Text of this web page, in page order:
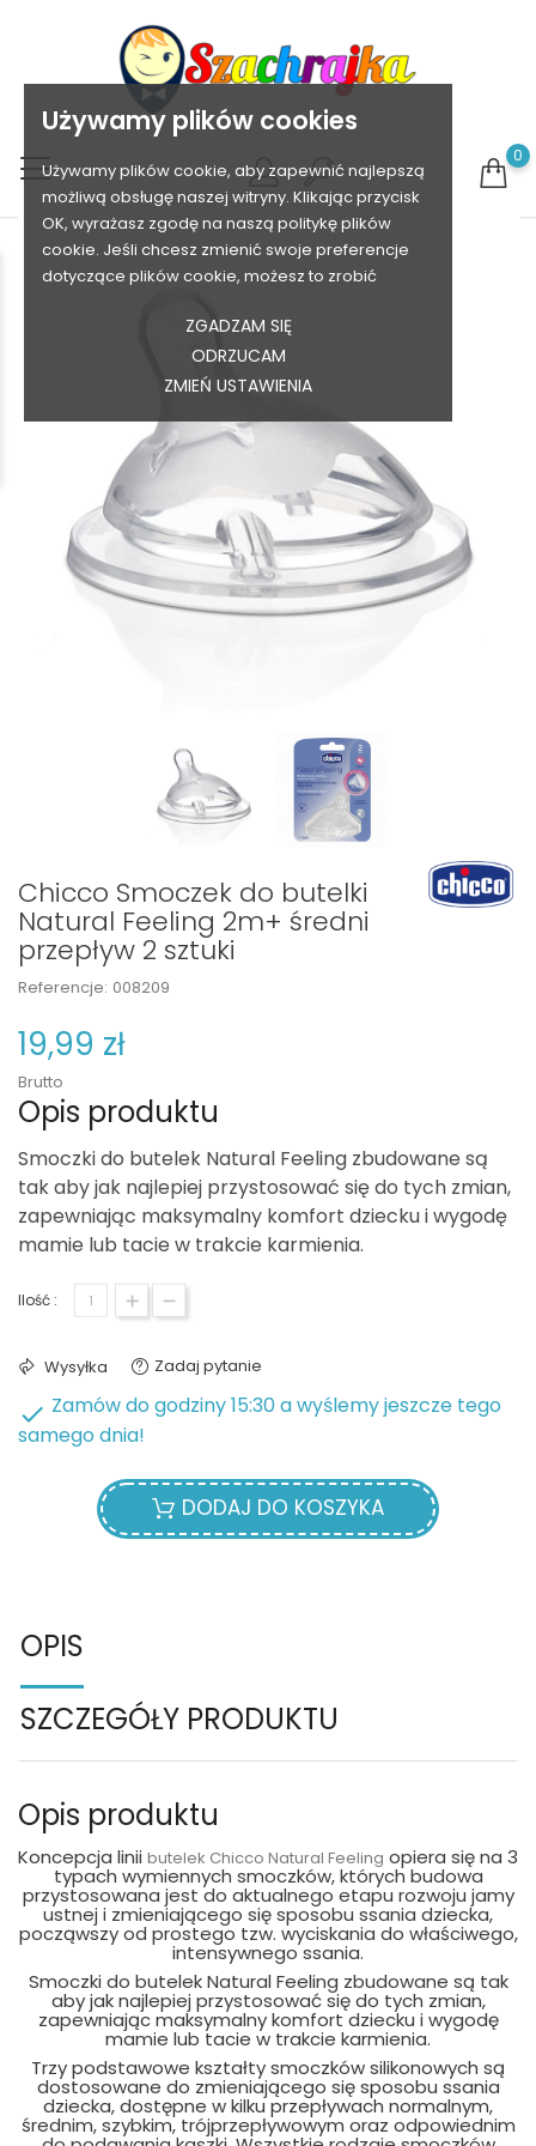
Używamy plików cookies
Używamy plików cookie, aby zapewnić najlepszą
możliwą obsługę naszej witryny. Klikając przycisk
OK, wyrażasz zgodę na naszą politykę plików
cookie. Jeśli chcesz zmienić swoje preferencje
dotyczące plików cookie, możesz to zrobić
ZGADZAM SIĘ
ODRZUCAM
ZMIEŃ USTAWIENIA
0
Chicco Smoczek do butelki
Natural Feeling 2m+ średni
przepływ 2 sztuki
Referencje: 008209
19,99 zł
Brutto
Opis produktu
Smoczki do butelek Natural Feeling zbudowane są
tak aby jak najlepiej przystosować się do tych zmian,
zapewniając maksymalny komfort dziecku i wygodę
mamie lub tacie w trakcie karmienia.
Ilość :
Wysyłka Zadaj pytanie
 Zamów do godziny 15:30 a wyślemy jeszcze tego
samego dnia!
DODAJ DO KOSZYKA
OPIS
SZCZEGÓŁY PRODUKTU
Opis produktu
Koncepcja linii butelek Chicco Natural Feeling opiera się na 3
typach wymiennych smoczków, których budowa
przystosowana jest do aktualnego etapu rozwoju jamy
ustnej i zmieniającego się sposobu ssania dziecka,
począwszy od prostego tzw. wyciskania do właściwego,
intensywnego ssania.
Smoczki do butelek Natural Feeling zbudowane są tak
aby jak najlepiej przystosować się do tych zmian,
zapewniając maksymalny komfort dziecku i wygodę
mamie lub tacie w trakcie karmienia.
Trzy podstawowe kształty smoczków silikonowych są
dostosowane do zmieniającego się sposobu ssania
dziecka, dostępne w kilku przepływach normalnym,
średnim, szybkim, trójprzepływowym oraz odpowiednim